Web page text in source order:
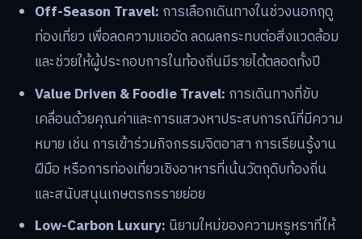
Off-Season Travel: การเลือกเดินทางในช่วงนอกฤดู
ท่องเที่ยว เพื่อลดความแออัด ลดผลกระทบต่อสิ่งแวดล้อม
และช่วยให้ผู้ประกอบการในท้องถิ่นมีรายได้ตลอดทั้งปี
Value Driven & Foodie Travel: การเดินทางที่ขับ
เคลื่อนด้วยคุณค่าและการแสวงหาประสบการณ์ที่มีความ
หมาย เช่น การเข้าร่วมกิจกรรมจิตอาสา การเรียนรู้งาน
ฝีมือ หรือการท่องเที่ยวเชิงอาหารที่เน้นวัตถุดิบท้องถิ่น
และสนับสนุนเกษตรกรรายย่อย
Low-Carbon Luxury: นิยามใหม่ของความหรูหราที่ให้